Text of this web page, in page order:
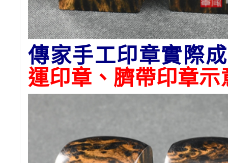
傳家手工印章實際
運印章、臍帶印章示